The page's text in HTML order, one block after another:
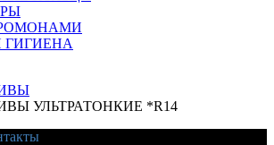
УЛЬТРАТОНКИЕ *R14